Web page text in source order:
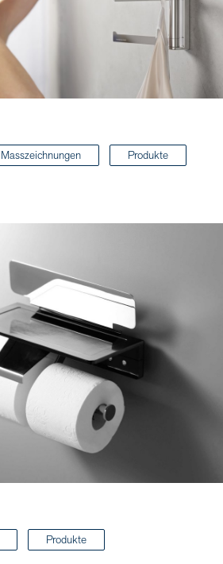
Masszeichnungen Produkte
Produkte